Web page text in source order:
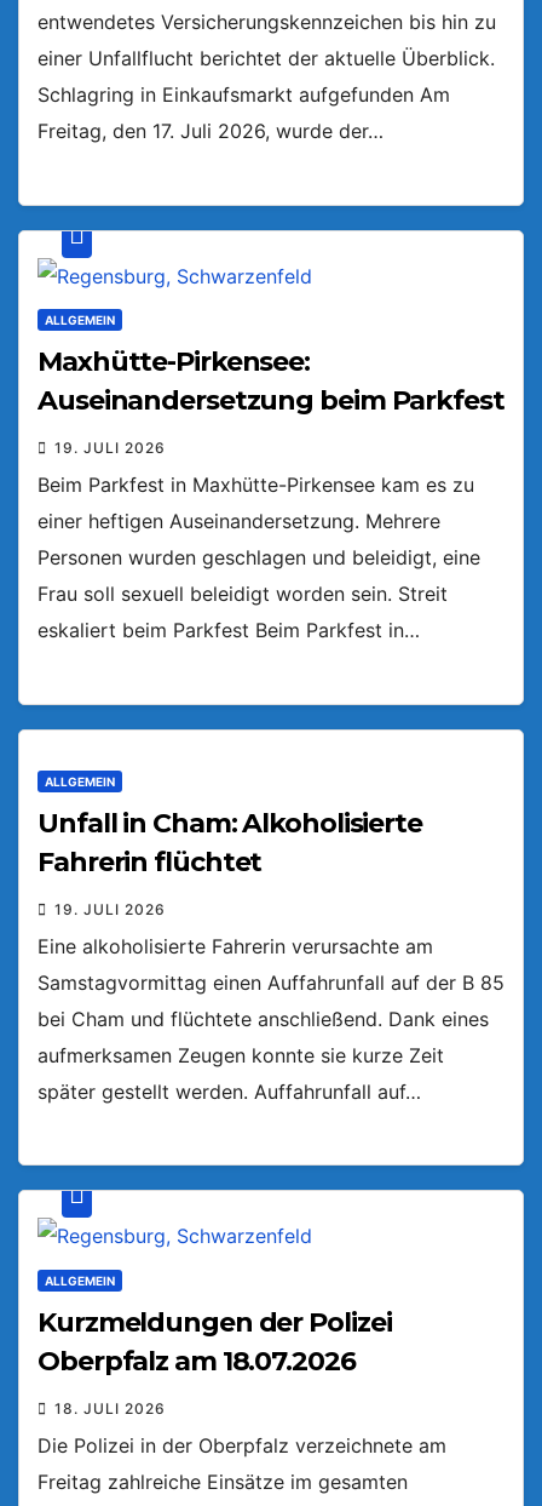
entwendetes Versicherungskennzeichen bis hin zu
einer Unfallflucht berichtet der aktuelle Überblick.
Schlagring in Einkaufsmarkt aufgefunden Am
Freitag, den 17. Juli 2026, wurde der…
ALLGEMEIN
Maxhütte-Pirkensee:
Auseinandersetzung beim Parkfest
19. JULI 2026
Beim Parkfest in Maxhütte-Pirkensee kam es zu
einer heftigen Auseinandersetzung. Mehrere
Personen wurden geschlagen und beleidigt, eine
Frau soll sexuell beleidigt worden sein. Streit
eskaliert beim Parkfest Beim Parkfest in…
ALLGEMEIN
Unfall in Cham: Alkoholisierte
Fahrerin flüchtet
19. JULI 2026
Eine alkoholisierte Fahrerin verursachte am
Samstagvormittag einen Auffahrunfall auf der B 85
bei Cham und flüchtete anschließend. Dank eines
aufmerksamen Zeugen konnte sie kurze Zeit
später gestellt werden. Auffahrunfall auf…
ALLGEMEIN
Kurzmeldungen der Polizei
Oberpfalz am 18.07.2026
18. JULI 2026
Die Polizei in der Oberpfalz verzeichnete am
Freitag zahlreiche Einsätze im gesamten